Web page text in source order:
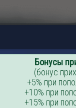
Бонусы
(бонус
+5% при
+10% при
+15% при